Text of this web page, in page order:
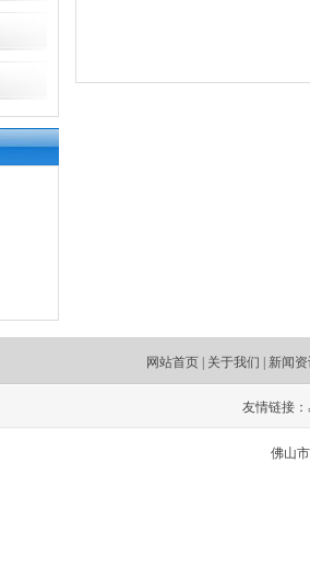
网站首页 关于我们 新闻
友情链接：
佛山